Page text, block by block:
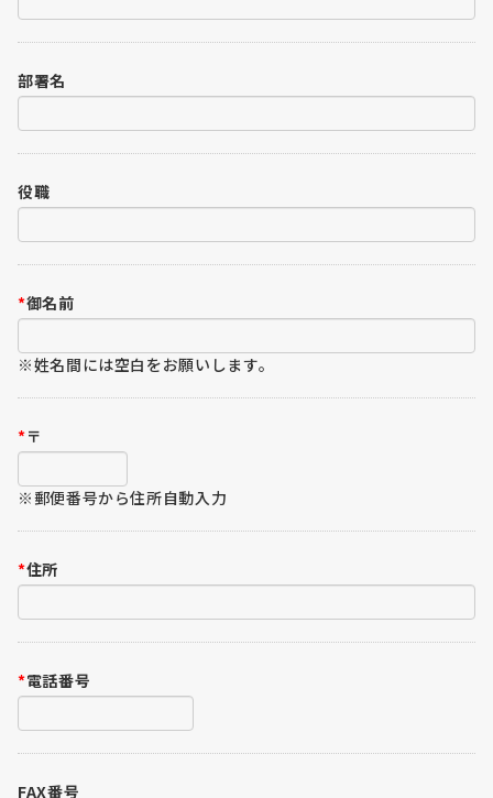
部署名
役職
*御名前
※姓名間には空白をお願いします。
*〒
※郵便番号から住所自動入力
*住所
*電話番号
FAX番号